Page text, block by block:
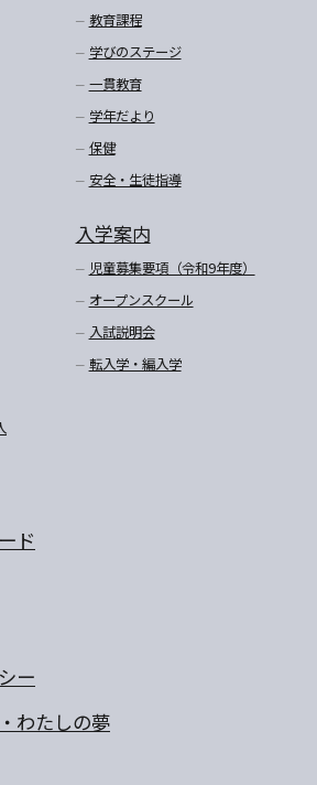
教育課程
学びのステージ
一貫教育
学年だより
保健
安全・生徒指導
入学案内
児童募集要項（令和9年度）
オープンスクール
入試説明会
転入学・編入学
ド
ー
わたしの夢